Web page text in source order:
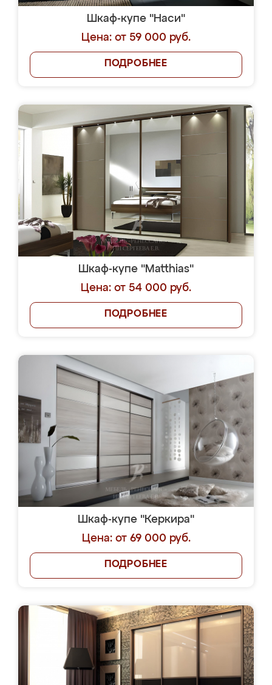
Шкаф-купе "Наси"
Цена: от 59 000 руб.
ПОДРОБНЕЕ
Шкаф-купе "Matthias"
Цена: от 54 000 руб.
ПОДРОБНЕЕ
Шкаф-купе "Керкира"
Цена: от 69 000 руб.
ПОДРОБНЕЕ